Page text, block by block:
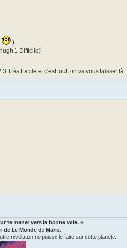
)
1 Difficile)
Très Facile et c'est tout, on va vous laisser là..
te mener vers la bonne voie. »
de Le Monde de Mario.
révélation ne puisse le faire sur cette planète.